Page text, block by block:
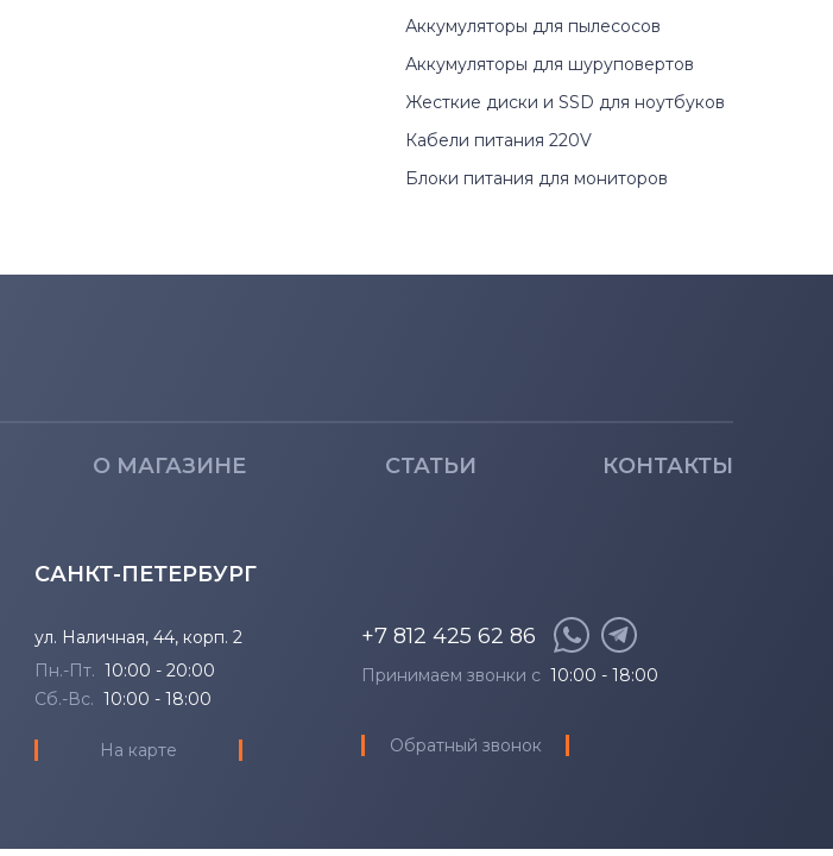
Аккумуляторы для пылесосов
Аккумуляторы для шуруповертов
Жесткие диски и SSD для ноутбуков
Кабели питания 220V
Блоки питания для мониторов
О МАГАЗИНЕ СТАТЬИ КОНТАКТЫ
САНКТ-ПЕТЕРБУРГ
ул. Наличная, 44, корп. 2
Пн.-Пт. 10:00 - 20:00
Сб.-Вс. 10:00 - 18:00
На карте
+7 812 425 62 86
Принимаем звонки с 10:00 - 18:00
Обратный звонок